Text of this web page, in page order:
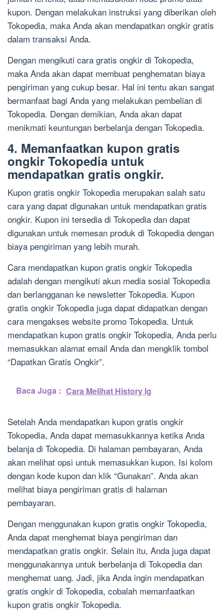
kupon. Dengan melakukan instruksi yang diberikan oleh
Tokopedia, maka Anda akan mendapatkan ongkir gratis
dalam transaksi Anda.
Dengan mengikuti cara gratis ongkir di Tokopedia,
maka Anda akan dapat membuat penghematan biaya
pengiriman yang cukup besar. Hal ini tentu akan sangat
bermanfaat bagi Anda yang melakukan pembelian di
Tokopedia. Dengan demikian, Anda akan dapat
menikmati keuntungan berbelanja dengan Tokopedia.
4. Memanfaatkan kupon gratis
ongkir Tokopedia untuk
mendapatkan gratis ongkir.
Kupon gratis ongkir Tokopedia merupakan salah satu
cara yang dapat digunakan untuk mendapatkan gratis
ongkir. Kupon ini tersedia di Tokopedia dan dapat
digunakan untuk memesan produk di Tokopedia dengan
biaya pengiriman yang lebih murah.
Cara mendapatkan kupon gratis ongkir Tokopedia
adalah dengan mengikuti akun media sosial Tokopedia
dan berlangganan ke newsletter Tokopedia. Kupon
gratis ongkir Tokopedia juga dapat didapatkan dengan
cara mengakses website promo Tokopedia. Untuk
mendapatkan kupon gratis ongkir Tokopedia, Anda perlu
memasukkan alamat email Anda dan mengklik tombol
“Dapatkan Gratis Ongkir”.
Baca Juga : Cara Melihat History Ig
Setelah Anda mendapatkan kupon gratis ongkir
Tokopedia, Anda dapat memasukkannya ketika Anda
belanja di Tokopedia. Di halaman pembayaran, Anda
akan melihat opsi untuk memasukkan kupon. Isi kolom
dengan kode kupon dan klik “Gunakan”. Anda akan
melihat biaya pengiriman gratis di halaman
pembayaran.
Dengan menggunakan kupon gratis ongkir Tokopedia,
Anda dapat menghemat biaya pengiriman dan
mendapatkan gratis ongkir. Selain itu, Anda juga dapat
menggunakannya untuk berbelanja di Tokopedia dan
menghemat uang. Jadi, jika Anda ingin mendapatkan
gratis ongkir di Tokopedia, cobalah memanfaatkan
kupon gratis ongkir Tokopedia.